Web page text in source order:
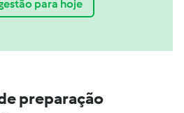
para hoje
preparação